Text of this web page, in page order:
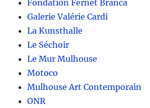
Fondation Fernet Branca
Galerie Valérie Cardi
La Kunsthalle
Le Séchoir
Le Mur Mulhouse
Motoco
Mulhouse Art Contemporain
ONR